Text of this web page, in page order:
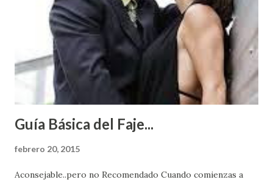
Guía Básica del Faje...
febrero 20, 2015
Aconsejable..pero no Recomendado Cuando comienzas a